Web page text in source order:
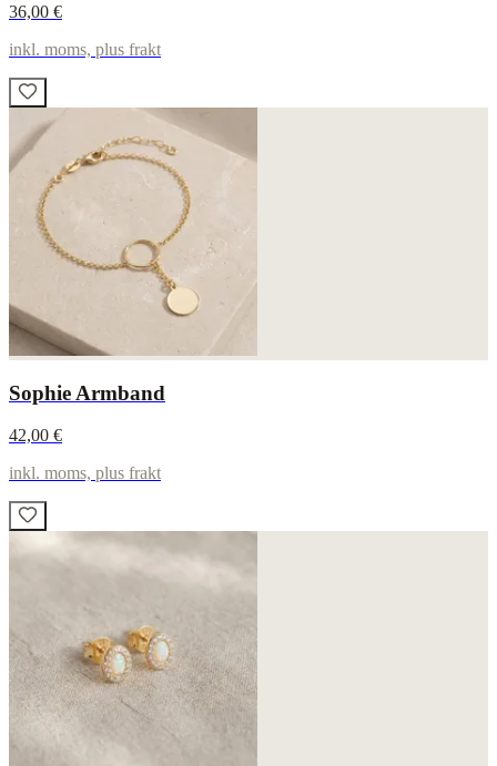
36,00 €
inkl. moms, plus frakt
Sophie Armband
42,00 €
inkl. moms, plus frakt